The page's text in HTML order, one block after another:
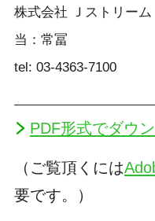
株式会社 Ｊストリ
当：常冨
tel: 03-4363-7100
PDF形式でダウ
（ご覧頂くには
要です。）